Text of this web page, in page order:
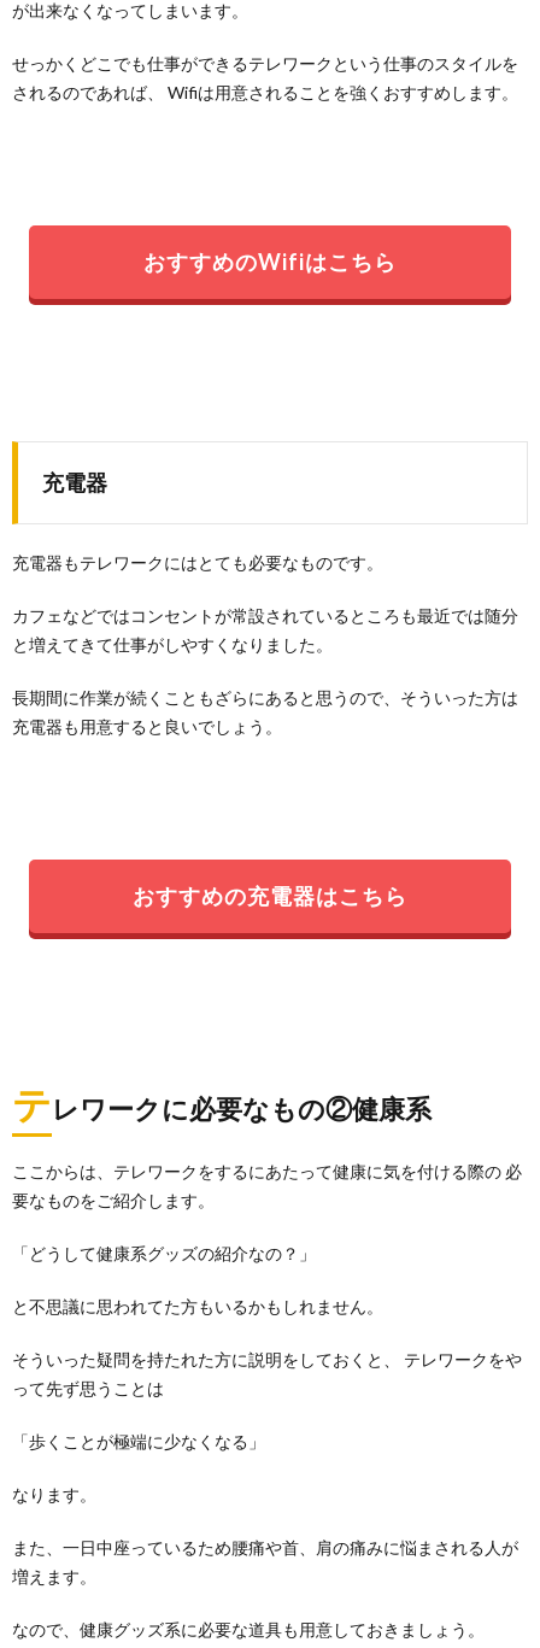
が出来なくなってしまいます。
せっかくどこでも仕事ができるテレワークという仕事のスタイルを
されるのであれば、 Wifiは用意されることを強くおすすめします。
おすすめのWifiはこちら
充電器
充電器もテレワークにはとても必要なものです。
カフェなどではコンセントが常設されているところも最近では随分
と増えてきて仕事がしやすくなりました。
長期間に作業が続くこともざらにあると思うので、そういった方は
充電器も用意すると良いでしょう。
おすすめの充電器はこちら
テレワークに必要なもの②健康系
ここからは、テレワークをするにあたって健康に気を付ける際の 必
要なものをご紹介します。
「どうして健康系グッズの紹介なの？」
と不思議に思われてた方もいるかもしれません。
そういった疑問を持たれた方に説明をしておくと、 テレワークをや
って先ず思うことは
「歩くことが極端に少なくなる」
なります。
また、一日中座っているため腰痛や首、肩の痛みに悩まされる人が
増えます。
なので、健康グッズ系に必要な道具も用意しておきましょう。